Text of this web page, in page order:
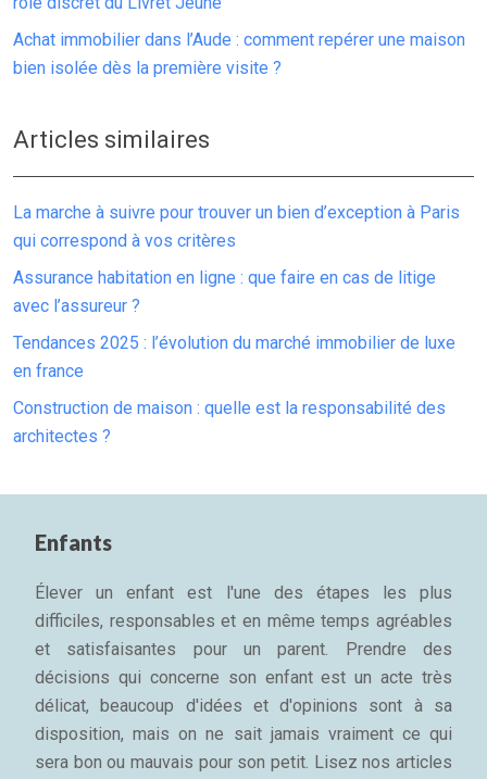
Achat immobilier dans l’Aude : comment repérer une maison
bien isolée dès la première visite ?
Articles similaires
La marche à suivre pour trouver un bien d’exception à Paris
qui correspond à vos critères
Assurance habitation en ligne : que faire en cas de litige
avec l’assureur ?
Tendances 2025 : l’évolution du marché immobilier de luxe
en france
Construction de maison : quelle est la responsabilité des
architectes ?
Enfants
Élever un enfant est l'une des étapes les plus
difficiles, responsables et en même temps agréables
et satisfaisantes pour un parent. Prendre des
décisions qui concerne son enfant est un acte très
délicat, beaucoup d'idées et d'opinions sont à sa
disposition, mais on ne sait jamais vraiment ce qui
sera bon ou mauvais pour son petit. Lisez nos articles